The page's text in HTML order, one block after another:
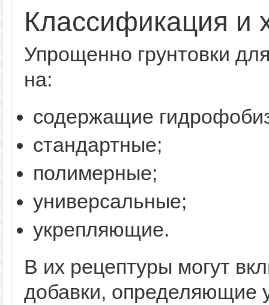
Классификация и
Упрощенно грунтовки
на:
содержащие
стандартные;
полимерные;
универсальные;
укрепляющие.
В их рецептуры могут
добавки, определяющие